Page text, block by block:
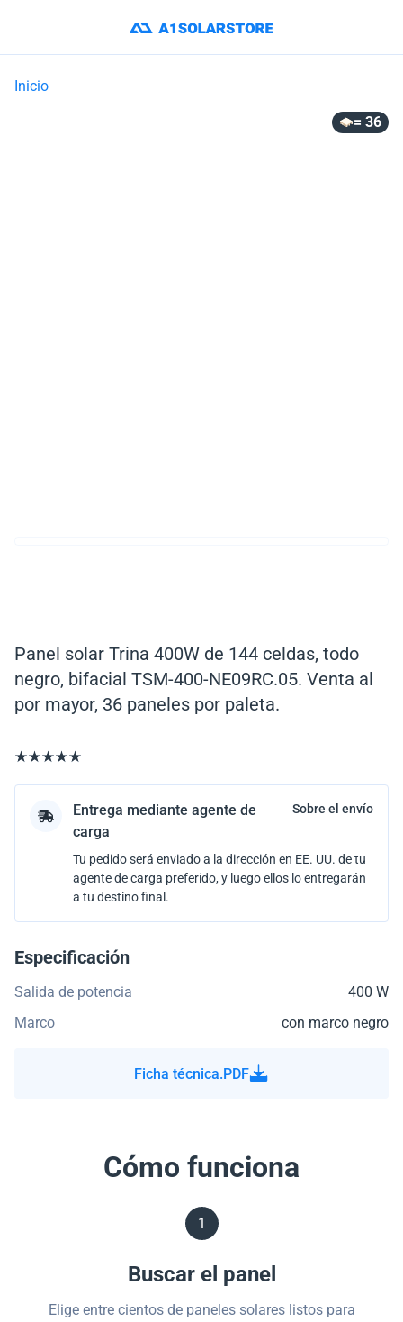
Inicio
= 36
Panel solar Trina 400W de 144 celdas, todo
negro, bifacial TSM-400-NE09RC.05. Venta al
por mayor, 36 paneles por paleta.
Entrega mediante agente de
carga
Sobre el envío
Tu pedido será enviado a la dirección en EE. UU. de tu
agente de carga preferido, y luego ellos lo entregarán
a tu destino final.
Especificación
Salida de potencia
400 W
Marco
con marco negro
Ficha técnica.PDF
Cómo funciona
1
Buscar el panel
Elige entre cientos de paneles solares listos para